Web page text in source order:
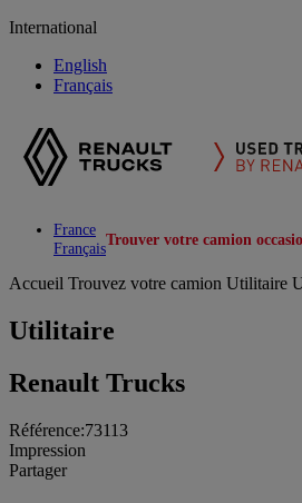
International
English
Français
France
Français
Trouver votre camion
Accueil Trouvez votre camion Utilitaire
Utilitaire
Renault Trucks
Référence:73113
Impression
Partager